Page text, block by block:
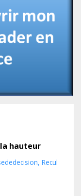
hauteur
Recul